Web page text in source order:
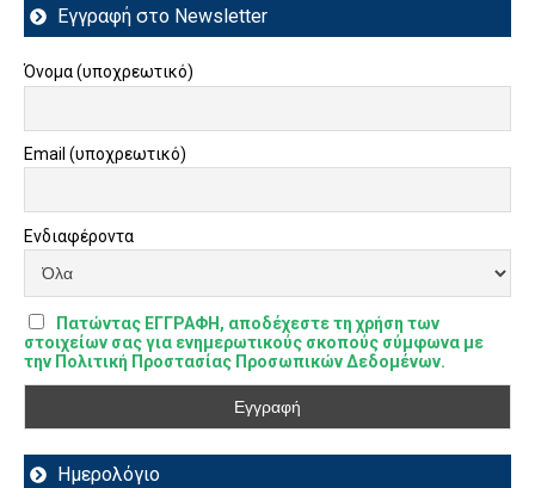
Εγγραφή στο Newsletter
Όνομα (υποχρεωτικό)
Email (υποχρεωτικό)
Ενδιαφέροντα
Πατώντας ΕΓΓΡΑΦΗ, αποδέχεστε τη χρήση των
στοιχείων σας για ενημερωτικούς σκοπούς σύμφωνα με
την Πολιτική Προστασίας Προσωπικών Δεδομένων.
Ημερολόγιο